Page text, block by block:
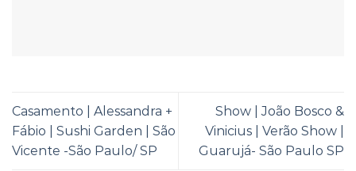
Casamento | Alessandra +
Fábio | Sushi Garden | São
Vicente -São Paulo/ SP
Show | João Bosco &
Vinicius | Verão Show |
Guarujá- São Paulo SP